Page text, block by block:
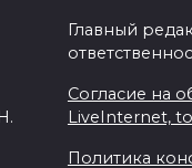
Главный
Согласие на
LiveInternet,
Политика